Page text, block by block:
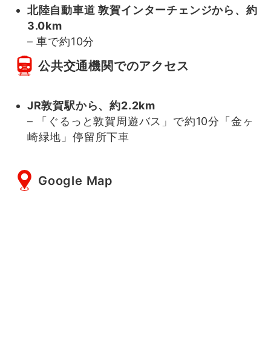
北陸自動車道 敦賀インターチェンジから、約
3.0km
– 車で約10分
公共交通機関でのアクセス
JR敦賀駅から、約2.2km
– 「ぐるっと敦賀周遊バス」で約10分「金ヶ
崎緑地」停留所下車
Google Map